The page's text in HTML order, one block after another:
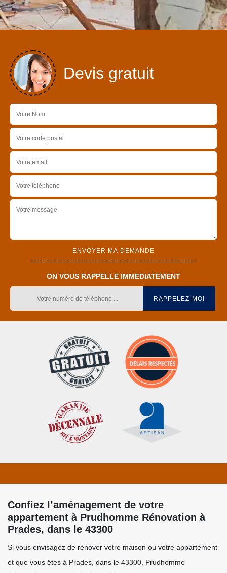
Devis gratuit
ON VOUS RAPPELLE IMMEDIATEMENT
Confiez l’aménagement de votre
appartement à Prudhomme Rénovation à
Prades, dans le 43300
Si vous envisagez de rénover votre maison ou votre appartement
et que vous êtes à Prades, dans le 43300, Prudhomme